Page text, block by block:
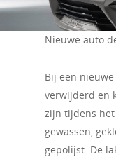
Nieuwe auto
Bij een
verwijderd en
zijn tijdens
gewassen,
gepolijst. De